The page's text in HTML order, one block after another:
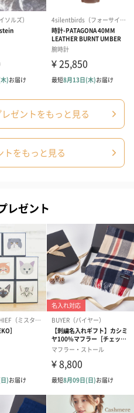
ン巾着 【誕生
スモーキーピン
550円）
とう】 M（
ます。
（390円） グリーン（
最短のお届け可能日が通常より
ゼントをもっと見る
トをもっと見る
レゼント